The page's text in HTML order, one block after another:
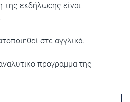
της εκδήλωσης είναι
στα αγγλικά.
πρόγραμμα της